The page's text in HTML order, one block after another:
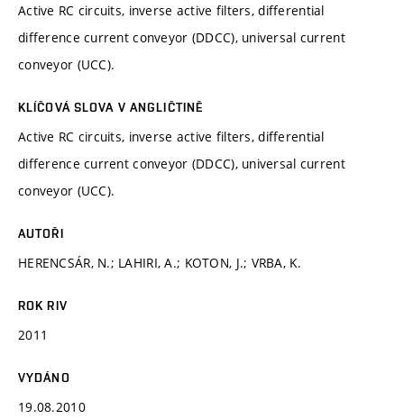
Active RC circuits, inverse active filters, differential
difference current conveyor (DDCC), universal current
conveyor (UCC).
KLÍČOVÁ SLOVA V ANGLIČTINĚ
Active RC circuits, inverse active filters, differential
difference current conveyor (DDCC), universal current
conveyor (UCC).
AUTOŘI
HERENCSÁR, N.; LAHIRI, A.; KOTON, J.; VRBA, K.
ROK RIV
2011
VYDÁNO
19.08.2010